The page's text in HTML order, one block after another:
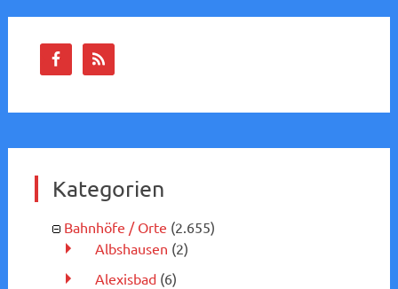
Kategorien
Bahnhöfe / Orte (2.655)
Albshausen (2)
Alexisbad(6)